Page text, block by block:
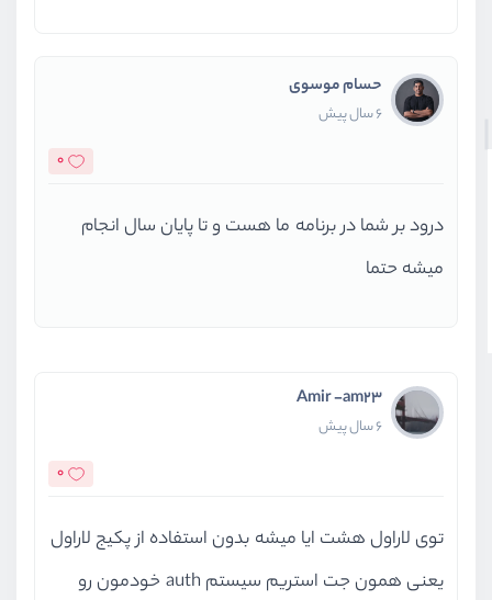
حسام موسوی
6 سال پیش
0
درود بر شما در برنامه ما هست و تا پایان سال انجام
میشه حتما
Amir -am23
6 سال پیش
0
توی لاراول هشت ایا میشه بدون استفاده از پکیج لاراول
یعنی همون جت استریم سیستم auth خودمون رو